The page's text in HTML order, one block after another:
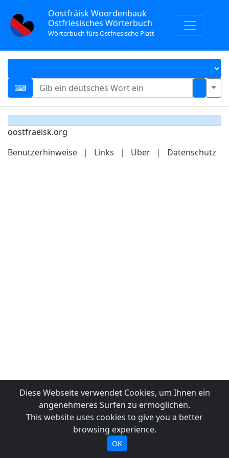
Oostfräisk Woordenbauk
Ostfriesisches Wörterbuch
Wörterbuch fürs Ostfriesische Platt
oostfraeisk.org
Benutzerhinweise
| Links | Über | Datenschutz
Diese Webseite verwendet Cookies, um Ihnen ein
angenehmeres Surfen zu ermöglichen.
This website uses cookies to give you a better
browsing experience.
OK